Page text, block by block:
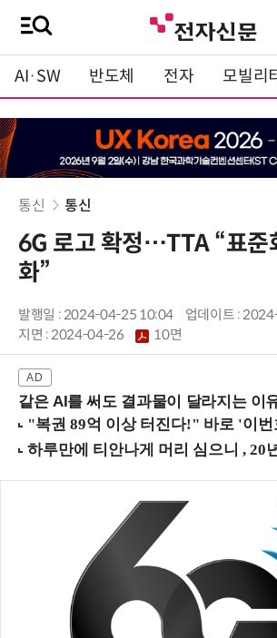
AI·SW 반도체 전자 모빌리티
통신 통신
6G 로고 확정…TTA “표준
화”
발행일 : 2024-04-25 10:04
업데이트 :
지면 :2024-04-26 10면
같은 AI를 써도 결과물이 달라지는 이유